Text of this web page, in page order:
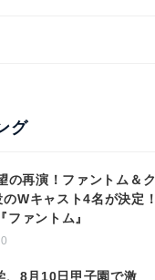
グ
の再演！ファントム＆ク
Wキャスト4名が決定！
ファントム』
、8月10日甲子園で激